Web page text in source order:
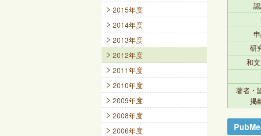
研
和
著者・
掲
2015年度
2014年度
2013年度
2012年度
2011年度
2010年度
2009年度
2008年度
2006年度